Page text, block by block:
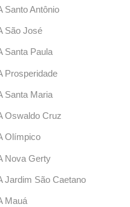
Santo Antônio
São José
Santa Paula
Prosperidade
Santa Maria
Oswaldo Cruz
Olímpico
Nova Gerty
Jardim São Caetano
Mauá